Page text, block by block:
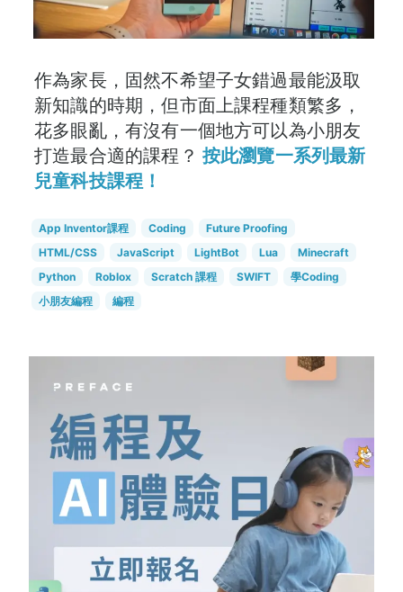
作為家長，固然不希望子女錯過最能汲取
新知識的時期，但市面上課程種類繁多，
花多眼亂，有沒有一個地方可以為小朋友
打造最合適的課程？ 按此瀏覽一系列最新
兒童科技課程！
App Inventor課程 Coding
Future Proofing
HTML/CSS
JavaScript LightBot Lua
Minecraft
Python
Roblox Scratch 課程 SWIFT
學Coding
小朋友編程
編程